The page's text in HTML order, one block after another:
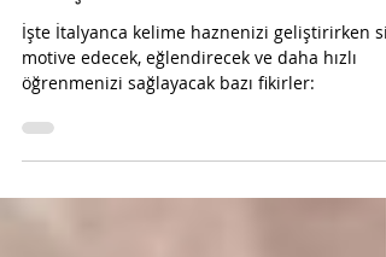
Haznemi Nasıl
Geliştiririm?
İşte İtalyanca kelime haznenizi geliştirirken
motive edecek, eğlendirecek ve daha hızlı